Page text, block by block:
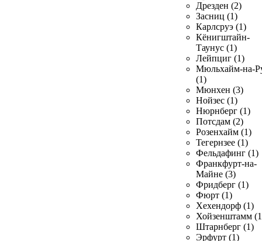
Дрезден (2)
Засниц (1)
Карлсруэ (1)
Кёнигштайн-
Таунус (1)
Лейпциг (1)
Мюльхайм-на-
(1)
Мюнхен (3)
Нойзес (1)
Нюрнберг (1)
Потсдам (2)
Розенхайм (1)
Тегернзее (1)
Фельдафинг (1)
Франкфурт-на-
Майне (3)
Фридберг (1)
Фюрт (1)
Хехендорф (1)
Хойзенштамм
Штарнберг (1)
Эрфурт (1)